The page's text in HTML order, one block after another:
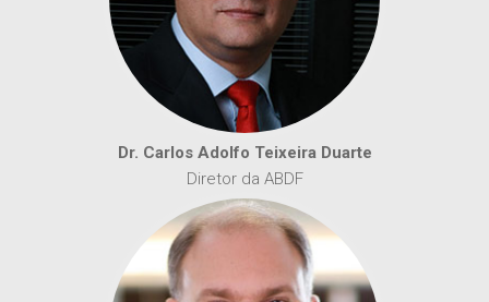
Dr. Carlos Adolfo Teixeira Duarte
Diretor da ABDF